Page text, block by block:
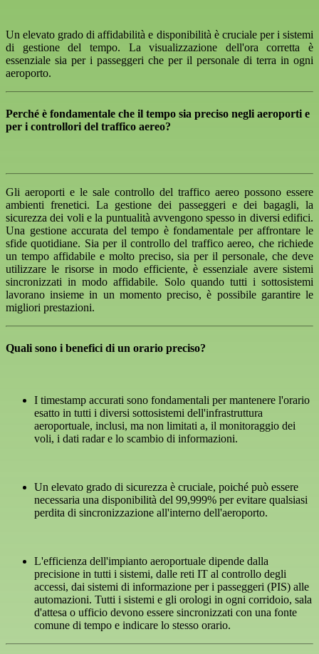
Un elevato grado di affidabilità e disponibilità è cruciale per i sistemi
di gestione del tempo. La visualizzazione dell'ora corretta è
essenziale sia per i passeggeri che per il personale di terra in ogni
aeroporto.
Perché è fondamentale che il tempo sia preciso negli aeroporti e
per i controllori del traffico aereo?
Gli aeroporti e le sale controllo del traffico aereo possono essere
ambienti frenetici. La gestione dei passeggeri e dei bagagli, la
sicurezza dei voli e la puntualità avvengono spesso in diversi edifici.
Una gestione accurata del tempo è fondamentale per affrontare le
sfide quotidiane. Sia per il controllo del traffico aereo, che richiede
un tempo affidabile e molto preciso, sia per il personale, che deve
utilizzare le risorse in modo efficiente, è essenziale avere sistemi
sincronizzati in modo affidabile. Solo quando tutti i sottosistemi
lavorano insieme in un momento preciso, è possibile garantire le
migliori prestazioni.
Quali sono i benefici di un orario preciso?
I timestamp accurati sono fondamentali per mantenere l'orario
esatto in tutti i diversi sottosistemi dell'infrastruttura
aeroportuale, inclusi, ma non limitati a, il monitoraggio dei
voli, i dati radar e lo scambio di informazioni.
Un elevato grado di sicurezza è cruciale, poiché può essere
necessaria una disponibilità del 99,999% per evitare qualsiasi
perdita di sincronizzazione all'interno dell'aeroporto.
L'efficienza dell'impianto aeroportuale dipende dalla
precisione in tutti i sistemi, dalle reti IT al controllo degli
accessi, dai sistemi di informazione per i passeggeri (PIS) alle
automazioni. Tutti i sistemi e gli orologi in ogni corridoio, sala
d'attesa o ufficio devono essere sincronizzati con una fonte
comune di tempo e indicare lo stesso orario.